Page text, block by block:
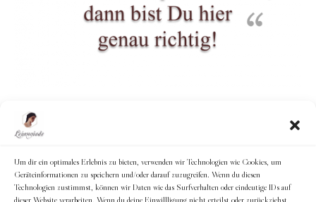
Um dir ein optimales Erlebnis zu bieten, verwenden wir Technologien wie Cookies, um
Geräteinformationen zu speichern und/oder darauf zuzugreifen. Wenn du diesen
Technologien zustimmst, können wir Daten wie das Surfverhalten oder eindeutige IDs auf
dieser Website verarbeiten. Wenn du deine Einwillligung nicht erteilst oder zurückziehst,